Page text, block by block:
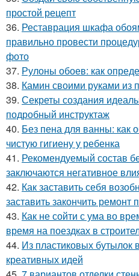
простой рецепт
36. Реставрация шкафа
правильно провести
фото
37. Рулоны обоев: как
38. Камин своими руками из
39. Секреты создания
подробный инструктаж
40. Без пена для ванны: как
чистую гигиену у ребенка
41. Рекомендуемый состав
заключаются негативное
42. Как заставить себя
заставить закончить ремонт
43. Как не сойти с ума во
время на поездках в
44. Из пластиковых
креативных идей